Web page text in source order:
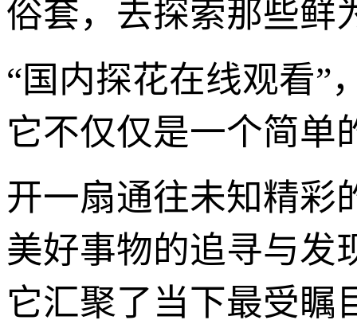
俗套，去探索那些鲜
“国内探花在线观看”
它不仅仅是一个简单
开一扇通往未知精彩
美好事物的追寻与发
它汇聚了当下最受瞩